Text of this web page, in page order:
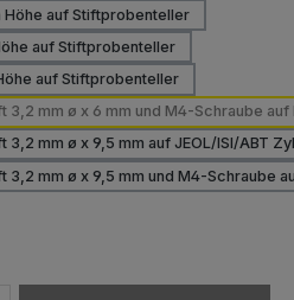
Höhe auf Stiftprobenteller
auf Stiftprobenteller
auf Stiftprobenteller
3,2 mm ø x 6 mm und M4-Schraube
mm ø x 9,5 mm auf JEOL/ISI/ABT
3,2 mm ø x 9,5 mm und M4-Schraube